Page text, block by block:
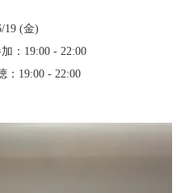
19 (金)
：19:00 - 22:00
：19:00 - 22:00